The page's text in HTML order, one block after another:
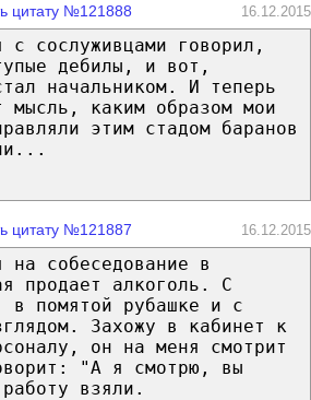
цитату №121888 16.12.2015
с сослуживцами говорил,
дебилы, и вот,
начальником. И теперь
мысль, каким образом мои
этим стадом баранов
цитату №121887 16.12.2015
на собеседование в
продает алкоголь. С
в помятой рубашке и с
Захожу в кабинет к
он на меня смотрит
"А я смотрю, вы
взяли.